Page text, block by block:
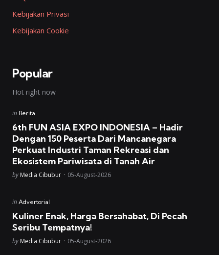
Kebijakan Privasi
Kebijakan Cookie
Popular
Hot right now
Posted
in Berita
6th FUN ASIA EXPO INDONESIA – Hadir
Dengan 150 Peserta Dari Mancanegara
Perkuat Industri Taman Rekreasi dan
Ekosistem Pariwisata di Tanah Air
Posted
by Media Cibubur 05-August-2026
Posted
in Advertorial
Kuliner Enak, Harga Bersahabat, Di Pecah
Seribu Tempatnya!
Posted
by Media Cibubur 05-August-2026